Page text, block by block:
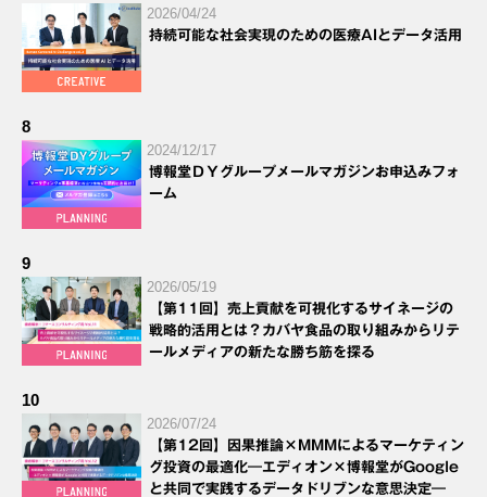
2026/04/24
持続可能な社会実現のための医療AIとデータ活用
8
2024/12/17
博報堂ＤＹグループメールマガジンお申込みフォ
ーム
9
2026/05/19
【第11回】売上貢献を可視化するサイネージの
戦略的活用とは？カバヤ食品の取り組みからリテ
ールメディアの新たな勝ち筋を探る
10
2026/07/24
【第12回】因果推論×MMMによるマーケティン
グ投資の最適化―エディオン×博報堂がGoogle
と共同で実践するデータドリブンな意思決定―